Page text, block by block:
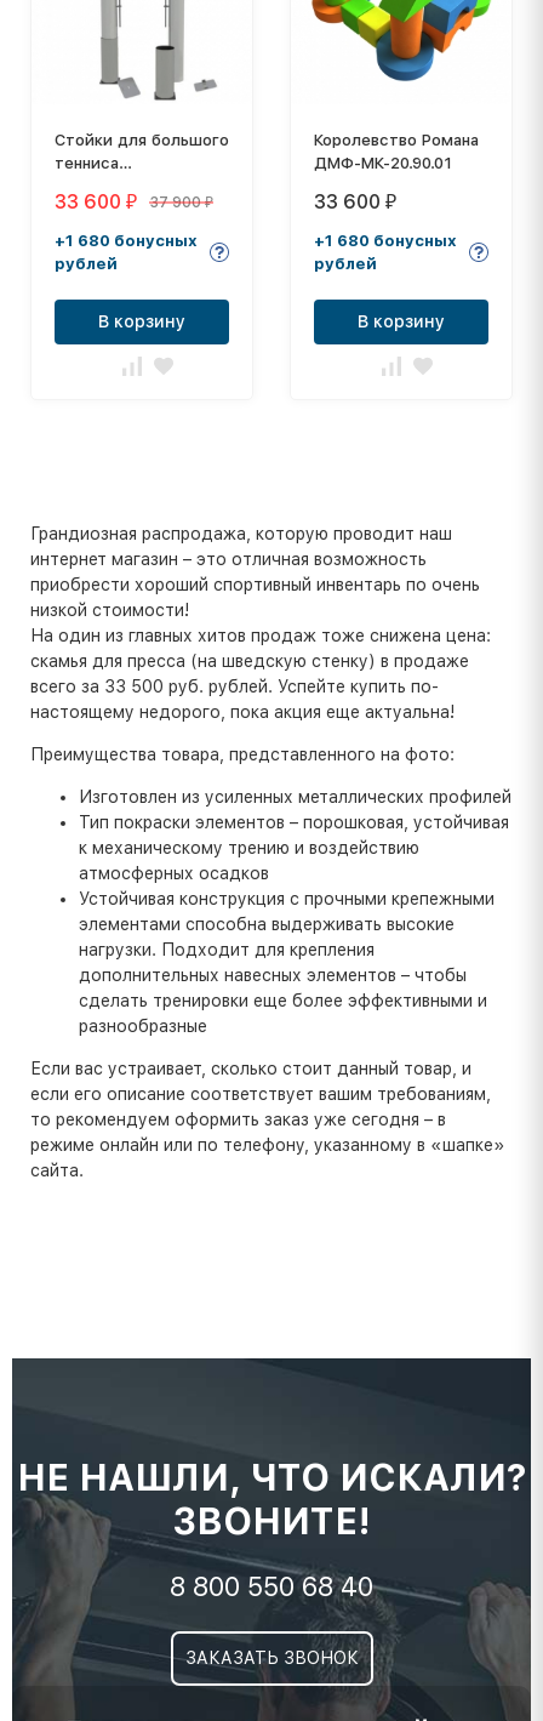
Стойки для большого
тенниса
стационарные
100х120мм
33 600 ₽ 37 900₽
+1 680 бонусных
рублей
В корзину
Королевство Романа
ДМФ-МК-20.90.01
33 600 ₽
+1 680 бонусных
рублей
В корзину
Грандиозная распродажа, которую проводит наш
интернет магазин – это отличная возможность
приобрести хороший спортивный инвентарь по очень
низкой стоимости!
На один из главных хитов продаж тоже снижена цена:
скамья для пресса (на шведскую стенку) в продаже
всего за 33 500 руб. рублей. Успейте купить по-
настоящему недорого, пока акция еще актуальна!
Преимущества товара, представленного на фото:
Изготовлен из усиленных металлических профилей
Тип покраски элементов – порошковая, устойчивая
к механическому трению и воздействию
атмосферных осадков
Устойчивая конструкция с прочными крепежными
элементами способна выдерживать высокие
нагрузки. Подходит для крепления
дополнительных навесных элементов – чтобы
сделать тренировки еще более эффективными и
разнообразные
Если вас устраивает, сколько стоит данный товар, и
если его описание соответствует вашим требованиям,
то рекомендуем оформить заказ уже сегодня – в
режиме онлайн или по телефону, указанному в «шапке»
сайта.
НЕ НАШЛИ, ЧТО ИСКАЛИ?
ЗВОНИТЕ!
8 800 550 68 40
ЗАКАЗАТЬ ЗВОНОК